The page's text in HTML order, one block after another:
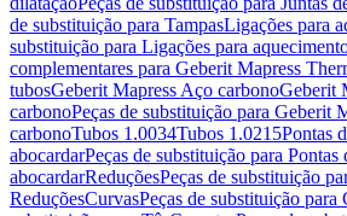
de substituição para TampasLigações para
substituição para Ligações para
complementares para Geberit Mapress
tubosGeberit Mapress Aço carbonoGeberit
carbonoPeças de substituição para Geberit
carbonoTubos 1.0034Tubos 1.0215Pontas
abocardarPeças de substituição para Pontas
abocardarReduçõesPeças de substituição
ReduçõesCurvasPeças de substituição para